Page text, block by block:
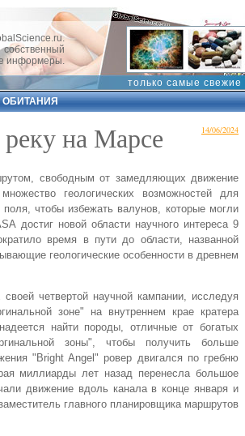
информеры.
только самые
ОБИТАНИЯ
14/06/2024
на Марсе
свободным от замедляющих движение
геологических возможностей для
чтобы избежать валунов, которые могли
достиг новой области научного интереса 9
время в пути до области, названной
геологические особенности в древнем
четвертой научной кампании, исследуя
зоне" на внутреннем крае кратера
найти породы, отличные от богатых
зоны", чтобы получить больше
"Bright Angel" ровер двигался по гребню
миллиарды лет назад перенесла большое
движение вдоль канала в конце января и
главного планировщика маршрутов